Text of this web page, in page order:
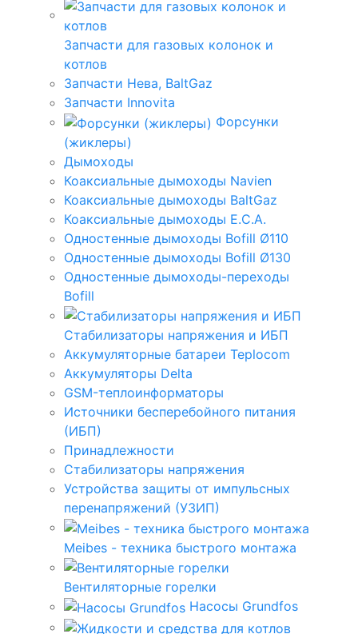
Запчасти для газовых колонок и
котлов
Запчасти Нева, BaltGaz
Запчасти Innovita
Форсунки
(жиклеры)
Дымоходы
Коаксиальные дымоходы Navien
Коаксиальные дымоходы BaltGaz
Коаксиальные дымоходы E.C.A.
Одностенные дымоходы Bofill Ø110
Одностенные дымоходы Bofill Ø130
Одностенные дымоходы-переходы
Bofill
Стабилизаторы напряжения и ИБП
Аккумуляторные батареи Teplocom
Аккумуляторы Delta
GSM-теплоинформаторы
Источники бесперебойного питания
(ИБП)
Принадлежности
Стабилизаторы напряжения
Устройства защиты от импульсных
перенапряжений (УЗИП)
Meibes - техника быстрого монтажа
Вентиляторные горелки
Насосы Grundfos